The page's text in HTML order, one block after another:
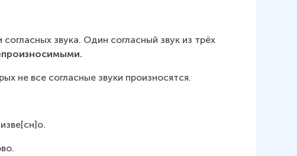
звука. Один согласный звук из трёх
не все согласные звуки произносятся.